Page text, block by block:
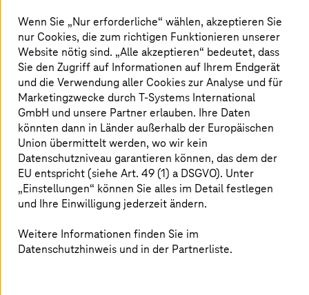
waren, abgewendet. Rund 80 % der
Automobilkund:innen sind bereit, für eine bessere
Customer Experience die Marke, das Autohaus oder den
Dienstleister zu wechseln.6
Verändertes Verhalten der Verbraucher:innen:
Kund:innen wählen nicht mehr nur den traditionellen
Weg der Anfrage und des Kaufs in einem physischen
Geschäft oder Autohaus. Sie setzen zunehmend auf
digitale Technologie und achten verstärkt auf Marken,
Benchmarks, Funktionsmerkmale, Preise usw.
Wettbewerbsvorteil: Mit einer ansprechenden
Omnichannel Customer Journey können Marken sich in
eine konsistente Customer Experience bieten, werden
ihre Kund:innen wahrscheinlich halten und deren
Wenn Sie „Nur erforderliche“ wählen, akzeptieren Sie
nur Cookies, die zum richtigen Funktionieren unserer
Website nötig sind. „Alle akzeptieren“ bedeutet, dass
Sie den Zugriff auf Informationen auf Ihrem Endgerät
und die Verwendung aller Cookies zur Analyse und für
Marketingzwecke durchT-Systems International
GmbH und unsere Partner erlauben. Ihre Daten
könnten dann in Länder außerhalb der Europäischen
Union übermittelt werden, wo wir kein
Datenschutzniveau garantieren können, das dem der
EU entspricht (siehe Art. 49 (1) a DSGVO). Unter
„Einstellungen“ können Sie alles im Detail festlegen
und Ihre Einwilligung jederzeit ändern.
Weitere Informationen finden Sie im
Datenschutzhinweis und in der Partnerliste.